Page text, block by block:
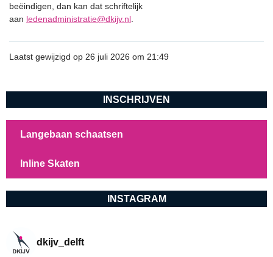
beëindigen, dan kan dat schriftelijk
aan ledenadministratie@dkijv.nl
Laatst gewijzigd op 26 juli 2026 om 21:49
INSCHRIJVEN
Langebaan schaatsen
Inline Skaten
INSTAGRAM
dkijv_delft